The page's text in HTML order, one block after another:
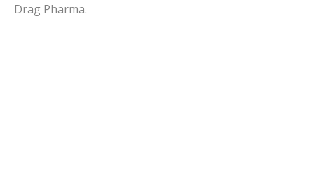
Drag Pharma.